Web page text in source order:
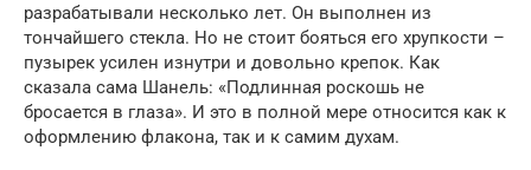
разрабатывали несколько лет. Он выполнен из
тончайшего стекла. Но не стоит бояться его хрупкости –
пузырек усилен изнутри и довольно крепок. Как
сказала сама Шанель: «Подлинная роскошь не
бросается в глаза». И это в полной мере относится как к
оформлению флакона, так и к самим духам.